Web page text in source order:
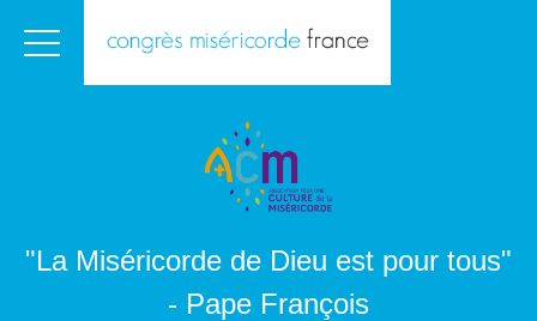
"La Miséricorde de Dieu est pour tous"
- Pape François